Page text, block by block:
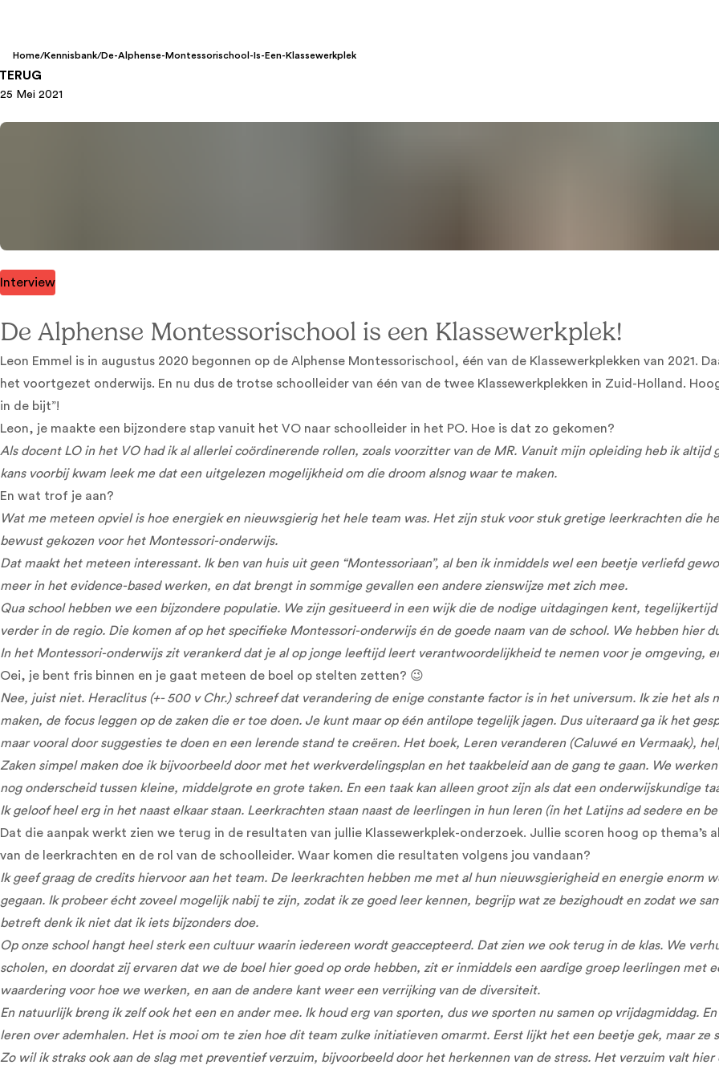
Home/Kennisbank/De-Alphense-Montessorischool-Is-Een-Klassewerkplek
25 Mei 2021
Interview
De Alphense Montessorischool is een Klassewerkplek!
Leon Emmel is in augustus 2020 begonnen op de Alphense Montessorischool, één van de Klassewerkplekken van 2021.
het voortgezet onderwijs. En nu dus de trotse schoolleider van één van de twee Klassewerkplekken in Zuid-Holland.
in de bijt”!
Leon, je maakte een bijzondere stap vanuit het VO naar schoolleider in het PO. Hoe is dat zo gekomen?
Als docent LO in het VO had ik al allerlei coördinerende rollen, zoals voorzitter van de MR. Vanuit mijn opleiding heb ik altijd
kans voorbij kwam leek me dat een uitgelezen mogelijkheid om die droom alsnog waar te maken.
En wat trof je aan?
Wat me meteen opviel is hoe energiek en nieuwsgierig het hele team was. Het zijn stuk voor stuk gretige leerkrachten die
bewust gekozen voor het Montessori-onderwijs.
Dat maakt het meteen interessant. Ik ben van huis uit geen “Montessoriaan”, al ben ik inmiddels wel een beetje verliefd
meer in het evidence-based werken, en dat brengt in sommige gevallen een andere zienswijze met zich mee.
Qua school hebben we een bijzondere populatie. We zijn gesitueerd in een wijk die de nodige uitdagingen kent,
verder in de regio. Die komen af op het specifieke Montessori-onderwijs én de goede naam van de school. We hebben hier
In het Montessori-onderwijs zit verankerd dat je al op jonge leeftijd leert verantwoordelijkheid te nemen voor je omgeving,
Oei, je bent fris binnen en je gaat meteen de boel op stelten zetten? 😉
Nee, juist niet. Heraclitus (+- 500 v Chr.) schreef dat verandering de enige constante factor is in het universum. Ik zie het
maken, de focus leggen op de zaken die er toe doen. Je kunt maar op één antilope tegelijk jagen. Dus uiteraard ga ik het
maar vooral door suggesties te doen en een lerende stand te creëren. Het boek, Leren veranderen (Caluwé en Vermaak),
Zaken simpel maken doe ik bijvoorbeeld door met het werkverdelingsplan en het taakbeleid aan de gang te gaan. We
nog onderscheid tussen kleine, middelgrote en grote taken. En een taak kan alleen groot zijn als dat een onderwijskundige
Ik geloof heel erg in het naast elkaar staan. Leerkrachten staan naast de leerlingen in hun leren (in het Latijns ad sedere en
Dat die aanpak werkt zien we terug in de resultaten van jullie Klassewerkplek-onderzoek. Jullie scoren hoog op thema’s
van de leerkrachten en de rol van de schoolleider. Waar komen die resultaten volgens jou vandaan?
Ik geef graag de credits hiervoor aan het team. De leerkrachten hebben me met al hun nieuwsgierigheid en energie enorm
gegaan. Ik probeer écht zoveel mogelijk nabij te zijn, zodat ik ze goed leer kennen, begrijp wat ze bezighoudt en zodat we
betreft denk ik niet dat ik iets bijzonders doe.
Op onze school hangt heel sterk een cultuur waarin iedereen wordt geaccepteerd. Dat zien we ook terug in de klas. We
scholen, en doordat zij ervaren dat we de boel hier goed op orde hebben, zit er inmiddels een aardige groep leerlingen met
waardering voor hoe we werken, en aan de andere kant weer een verrijking van de diversiteit.
En natuurlijk breng ik zelf ook het een en ander mee. Ik houd erg van sporten, dus we sporten nu samen op vrijdagmiddag.
leren over ademhalen. Het is mooi om te zien hoe dit team zulke initiatieven omarmt. Eerst lijkt het een beetje gek, maar
Zo wil ik straks ook aan de slag met preventief verzuim, bijvoorbeeld door het herkennen van de stress. Het verzuim valt